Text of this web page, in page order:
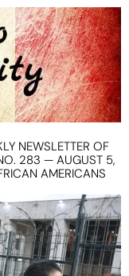
NEWSLETTER OF
283 — AUGUST 5,
AMERICANS